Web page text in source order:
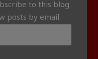
to this blog
posts by email.